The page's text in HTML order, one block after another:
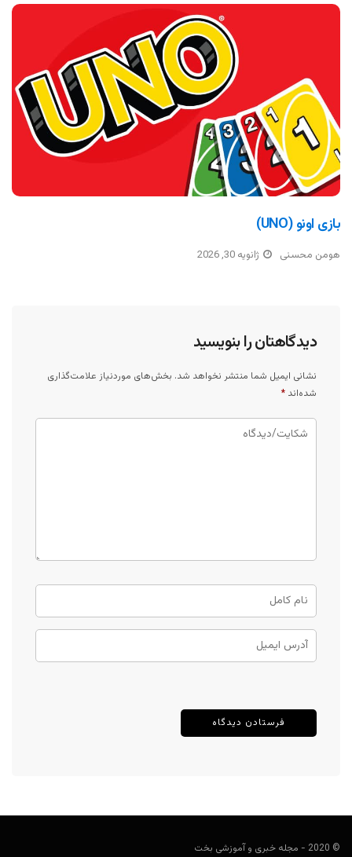
بازی اونو (UNO)
هومن محسنی ژانویه 30, 2026
دیدگاهتان را بنویسید
نشانی ایمیل شما منتشر نخواهد شد. بخش‌های موردنیاز علامت‌گذاری
شده‌اند *
© 2020 - مجله خبری و آموزشی بخت